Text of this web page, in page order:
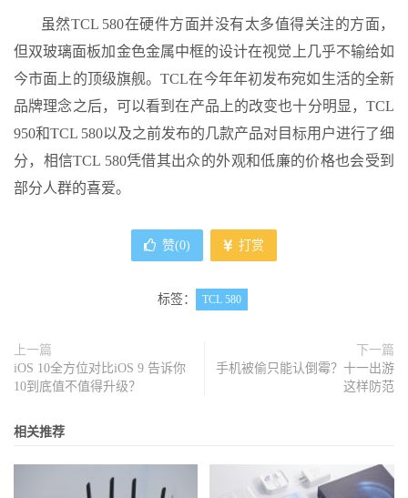
虽然TCL 580在硬件方面并没有太多值得关注的方面，
但双玻璃面板加金色金属中框的设计在视觉上几乎不输给如
今市面上的顶级旗舰。TCL在今年年初发布宛如生活的全新
品牌理念之后，可以看到在产品上的改变也十分明显，TCL
950和TCL 580以及之前发布的几款产品对目标用户进行了细
分，相信TCL 580凭借其出众的外观和低廉的价格也会受到
部分人群的喜爱。
赞(0) 打赏
标签： TCL 580
上一篇
iOS 10全方位对比iOS 9 告诉你
10到底值不值得升级？
下一篇
手机被偷只能认倒霉？十一出游
这样防范
相关推荐